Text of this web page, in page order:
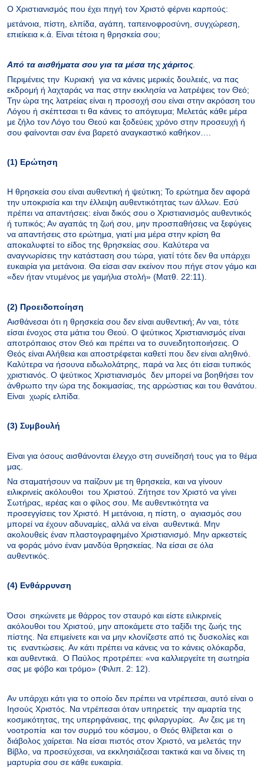
Ο Χριστιανισμός που έχει πηγή τον Χριστό φέρνει καρπούς:
μετάνοια, πίστη, ελπίδα, αγάπη, ταπεινοφροσύνη, συγχώρεση,
επιείκεια κ.ά. Είναι τέτοια η θρησκεία σου;
Από τα αισθήματα σου για τα μέσα της χάριτος.
Περιμένεις την Κυριακή για να κάνεις μερικές δουλειές, να πας
εκδρομή ή λαχταράς να πας στην εκκλησία να λατρέψεις τον Θεό;
Την ώρα της λατρείας είναι η προσοχή σου είναι στην ακρόαση του
Λόγου ή σκέπτεσαι τι θα κάνεις το απόγευμα; Μελετάς κάθε μέρα
με ζήλο τον Λόγο του Θεού και ξοδεύεις χρόνο στην προσευχή ή
σου φαίνονται σαν ένα βαρετό αναγκαστικό καθήκον….
(1) Ερώτηση
Η θρησκεία σου είναι αυθεντική ή ψεύτικη; Το ερώτημα δεν αφορά
την υποκρισία και την έλλειψη αυθεντικότητας των άλλων. Εσύ
πρέπει να απαντήσεις: είναι δικός σου ο Χριστιανισμός αυθεντικός
ή τυπικός; Αν αγαπάς τη ζωή σου, μην προσπαθήσεις να ξεφύγεις
να απαντήσεις στο ερώτημα, γιατί μια μέρα στην κρίση θα
αποκαλυφτεί το είδος της θρησκείας σου. Καλύτερα να
αναγνωρίσεις την κατάσταση σου τώρα, γιατί τότε δεν θα υπάρχει
ευκαιρία για μετάνοια. Θα είσαι σαν εκείνον που πήγε στον γάμο και
«δεν ήταν ντυμένος με γαμήλια στολή» (Ματθ. 22:11).
(2) Προειδοποίηση
Αισθάνεσαι ότι η θρησκεία σου δεν είναι αυθεντική; Αν ναι, τότε
είσαι ένοχος στα μάτια του Θεού. Ο ψεύτικος Χριστιανισμός είναι
αποτρόπαιος στον Θεό και πρέπει να το συνειδητοποιήσεις. Ο
Θεός είναι Αλήθεια και αποστρέφεται καθετί που δεν είναι αληθινό.
Καλύτερα να ήσουνα ειδωλολάτρης, παρά να λες ότι είσαι τυπικός
χριστιανός. Ο ψεύτικος Χριστιανισμός δεν μπορεί να βοηθήσει τον
άνθρωπο την ώρα της δοκιμασίας, της αρρώστιας και του θανάτου.
Είναι χωρίς ελπίδα.
(3) Συμβουλή
Είναι για όσους αισθάνονται έλεγχο στη συνείδησή τους για το θέμα
μας.
Να σταματήσουν να παίζουν με τη θρησκεία, και να γίνουν
ειλικρινείς ακόλουθοι του Χριστού. Ζήτησε τον Χριστό να γίνει
Σωτήρας, ιερέας και ο φίλος σου. Με αυθεντικότητα να
προσεγγίσεις τον Χριστό. Η μετάνοια, η πίστη, ο αγιασμός σου
μπορεί να έχουν αδυναμίες, αλλά να είναι αυθεντικά. Μην
ακολουθείς έναν πλαστογραφημένο Χριστιανισμό. Μην αρκεστείς
να φοράς μόνο έναν μανδύα θρησκείας. Να είσαι σε όλα
αυθεντικός.
(4) Ενθάρρυνση
Όσοι σηκώνετε με θάρρος τον σταυρό και είστε ειλικρινείς
ακόλουθοι του Χριστού, μην αποκάμετε στο ταξίδι της ζωής της
πίστης. Να επιμείνετε και να μην κλονίζεστε από τις δυσκολίες και
τις εναντιώσεις. Αν κάτι πρέπει να κάνεις να το κάνεις ολόκαρδα,
και αυθεντικά. Ο Παύλος προτρέπει: «να καλλιεργείτε τη σωτηρία
σας με φόβο και τρόμο» (Φιλιπ. 2: 12).
Αν υπάρχει κάτι για το οποίο δεν πρέπει να ντρέπεσαι, αυτό είναι ο
Ιησούς Χριστός. Να ντρέπεσαι όταν υπηρετείς την αμαρτία της
κοσμικότητας, της υπερηφάνειας, της φιλαργυρίας. Αν ζεις με τη
νοοτροπία και τον συρμό του κόσμου, ο Θεός θλίβεται και ο
διάβολος χαίρεται. Να είσαι πιστός στον Χριστό, να μελετάς την
Βίβλο, να προσεύχεσαι, να εκκλησιάζεσαι τακτικά και να δίνεις τη
μαρτυρία σου σε κάθε ευκαιρία.